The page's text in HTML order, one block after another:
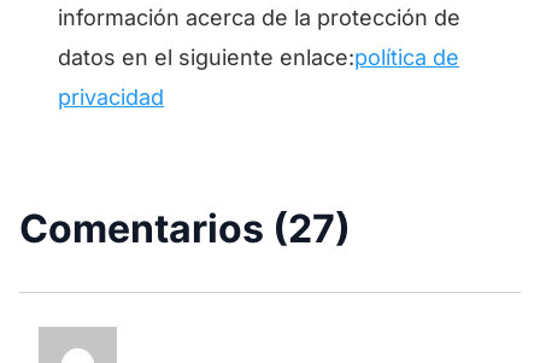
información acerca de la protección de
datos en el siguiente enlace:política de
privacidad
Comentarios (27)